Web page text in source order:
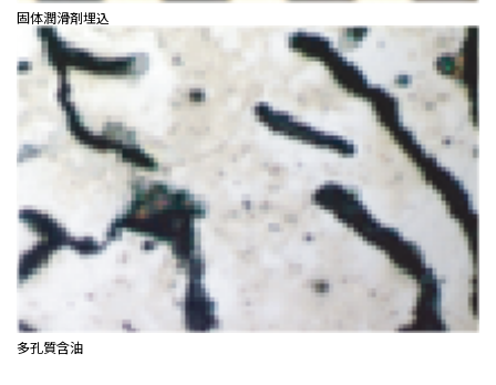
固体潤滑剤埋込
多孔質含油